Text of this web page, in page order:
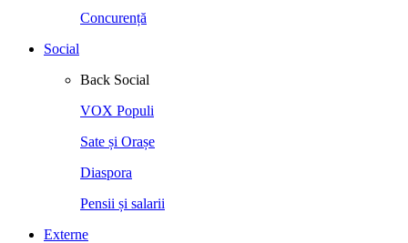
Concurență
Social
Back Social
VOX Populi
Sate și Orașe
Diaspora
Pensii și salarii
Externe